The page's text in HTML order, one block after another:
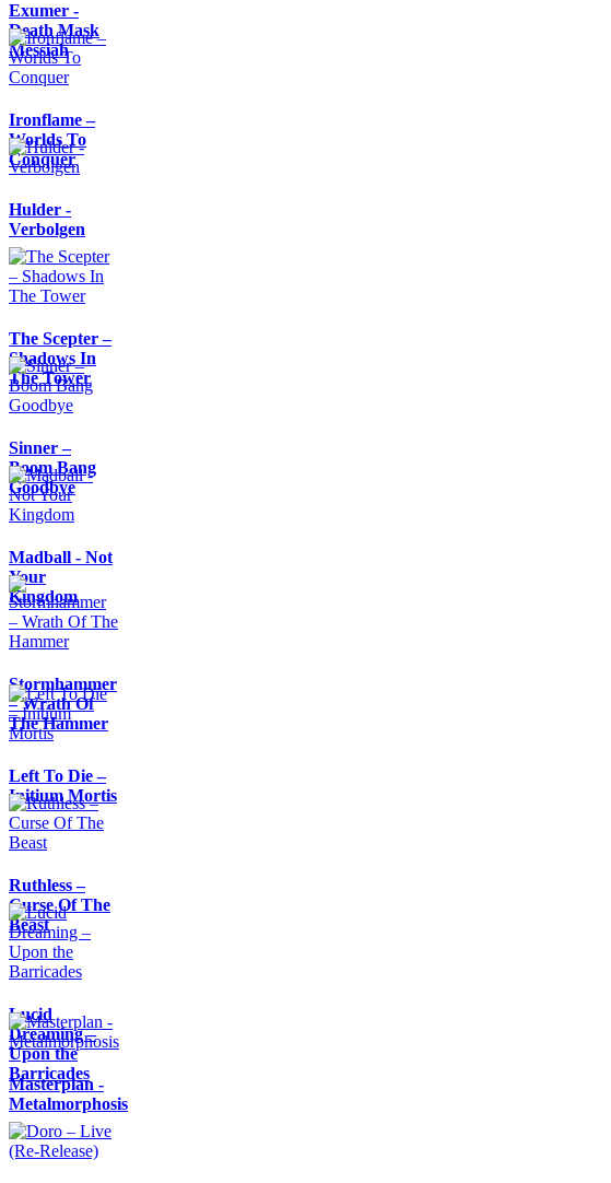
Exumer -
Death Mask
Messiah
Ironflame –
Worlds To
Conquer
Hulder -
Verbolgen
The Scepter –
Shadows In
The Tower
Sinner –
Boom Bang
Goodbye
Madball - Not
Your
Kingdom
Stormhammer
– Wrath Of
The Hammer
Left To Die –
Initium Mortis
Ruthless –
Curse Of The
Beast
Lucid
Dreaming –
Upon the
Barricades
Masterplan -
Metalmorphosis